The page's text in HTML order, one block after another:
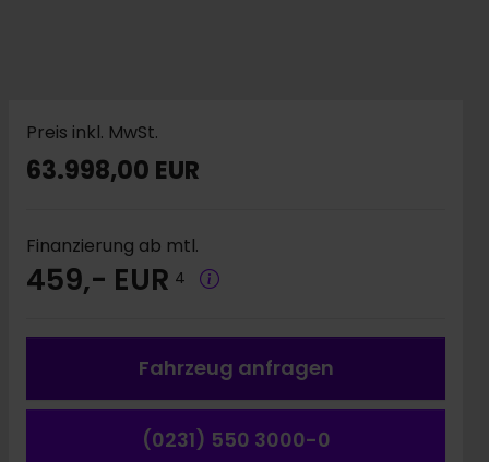
Preis inkl. MwSt.
63.998,00 EUR
Finanzierung ab mtl.
459,- EUR 4
Fahrzeug anfragen
(0231) 550 3000-0